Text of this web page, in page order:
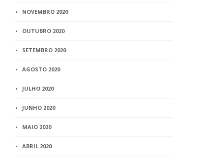
NOVEMBRO 2020
OUTUBRO 2020
SETEMBRO 2020
AGOSTO 2020
JULHO 2020
JUNHO 2020
MAIO 2020
ABRIL 2020